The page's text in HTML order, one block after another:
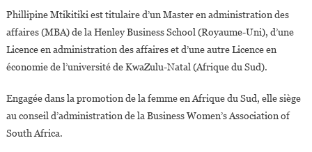
Phillipine Mtikitiki est titulaire d’un Master en administration des
affaires (MBA) de la Henley Business School (Royaume-Uni), d’une
Licence en administration des affaires et d’une autre Licence en
économie de l’université de KwaZulu-Natal (Afrique du Sud).
Engagée dans la promotion de la femme en Afrique du Sud, elle siège
au conseil d’administration de la Business Women’s Association of
South Africa.